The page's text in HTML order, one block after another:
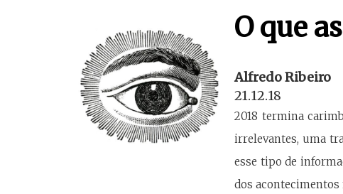
O que
Alfredo Ribeiro
21.12.18
2018 termina
irrelevantes, uma
esse tipo de
dos acontecimentos